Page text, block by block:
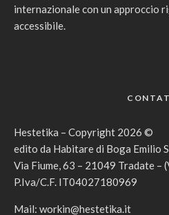
internazionale con un approccio
accessibile.
Hestetika – Copyright 2026 ©
edito da Habitare di Boga Emilio
Via Fiume, 63 – 21049 Tradate –
P.Iva/C.F. IT04027180969
Mail: workin@hestetika.it